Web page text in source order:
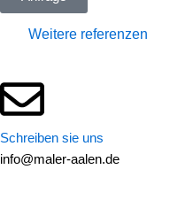
Weitere referenzen
Schreiben sie uns
info@maler-aalen.de